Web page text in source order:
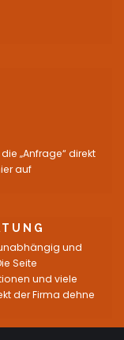
„Anfrage“ direkt
auf
und
Seite
und viele
der Firma dehne